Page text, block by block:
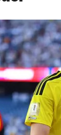
& Co KG 2026